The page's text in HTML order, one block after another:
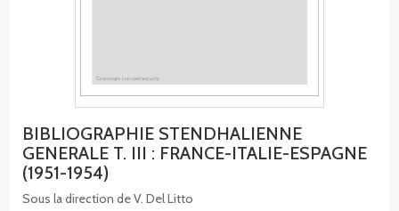
BIBLIOGRAPHIE STENDHALIENNE
GENERALE T. III : FRANCE-ITALIE-ESPAGNE
(1951-1954)
Sous la direction de V. Del Litto